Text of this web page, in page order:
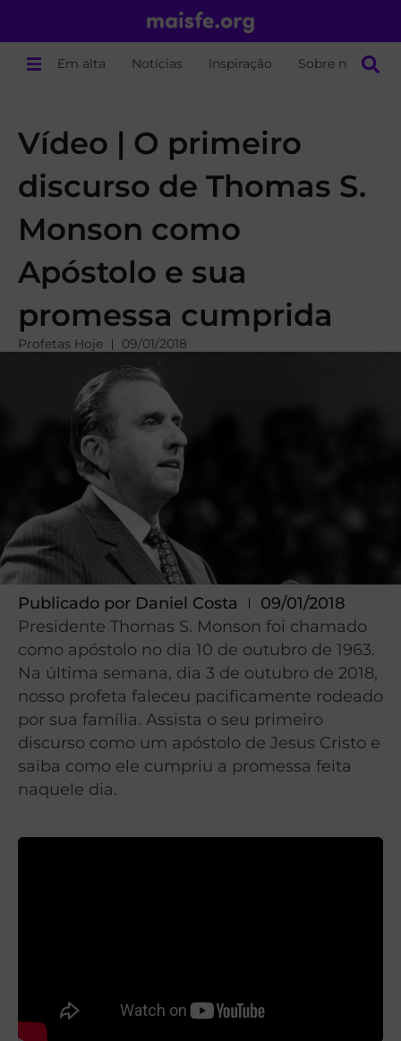
Em alta Notícias Inspiração Sobre nós
Vídeo | O primeiro
discurso de Thomas S.
Monson como
Apóstolo e sua
promessa cumprida
Profetas Hoje 09/01/2018
Publicado por Daniel Costa
09/01/2018
Presidente Thomas S. Monson foi chamado
como apóstolo no dia 10 de outubro de 1963.
Na última semana, dia 3 de outubro de 2018,
nosso profeta faleceu pacificamente rodeado
por sua família. Assista o seu primeiro
discurso como um apóstolo de Jesus Cristo e
saiba como ele cumpriu a promessa feita
naquele dia.